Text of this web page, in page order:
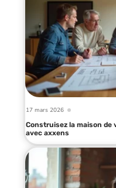
17 mars 2026
Construisez la maison de
avec axxens